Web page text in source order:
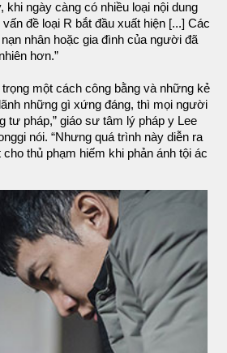
khi ngày càng có nhiều loại nội dung
đề loại R bắt đầu xuất hiện [...] Các
nhân hoặc gia đình của người đã
hơn.”
một cách công bằng và những kẻ
những gì xứng đáng, thì mọi người
tư pháp,” giáo sư tâm lý pháp y Lee
nói. “Nhưng quá trình này diễn ra
thủ phạm hiếm khi phản ánh tội ác